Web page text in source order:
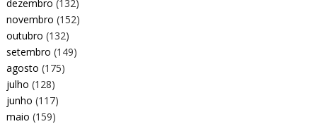
dezembro (132)
novembro (152)
outubro (132)
setembro (149)
agosto (175)
julho (128)
junho (117)
maio (159)